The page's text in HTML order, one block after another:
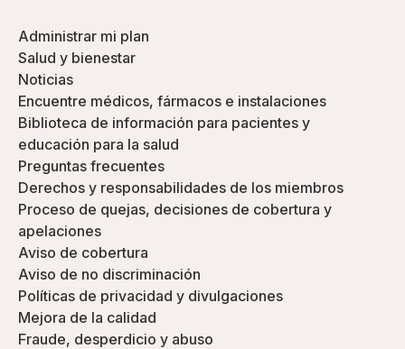
Administrar mi plan
Salud y bienestar
Noticias
Encuentre médicos, fármacos e instalaciones
Biblioteca de información para pacientes y
educación para la salud
Preguntas frecuentes
Derechos y responsabilidades de los miembros
Proceso de quejas, decisiones de cobertura y
apelaciones
Aviso de cobertura
Aviso de no discriminación
Políticas de privacidad y divulgaciones
Mejora de la calidad
Fraude, desperdicio y abuso